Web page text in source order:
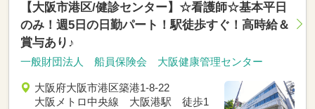
【大阪市港区/健診センター】☆看護師☆基本平日
のみ！週5日の日勤パート！駅徒歩すぐ！高時給＆
賞与あり♪
一般財団法人 船員保険会 大阪健康管理センター
大阪府大阪市港区築港1-8-22
大阪メトロ中央線 大阪港駅 徒歩1